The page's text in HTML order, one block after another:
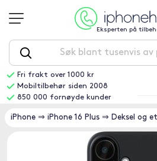
Eksperten på
Fri frakt over 1000 kr
Mobiltilbehør siden 2008
850 000 fornøyde kunder
iPhone ⇒ iPhone 16 Plus ⇒ Deksel og